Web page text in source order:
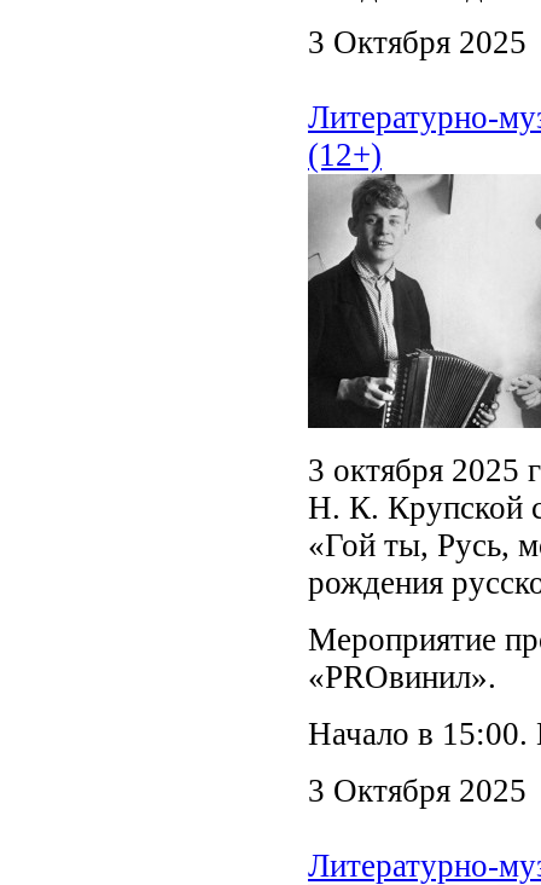
3 Октября 2025
Литературно-
(12+)
3 октября 2025
Н. К. Крупской
«Гой ты, Русь,
рождения
Мероприятие
«PROвинил».
Начало в 15:00.
3 Октября 2025
Литературно-